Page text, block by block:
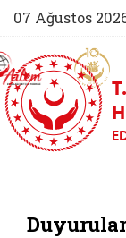
07 Ağustos
(yeni sekmede açılır)
AİLEM İletişim
Duyurular